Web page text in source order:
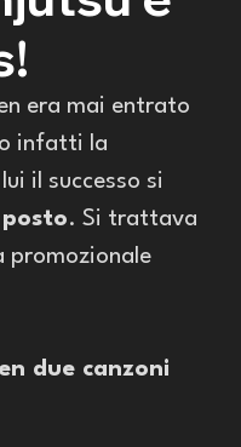
era mai entrato
infatti la
il successo si
. Si trattava
promozionale
due canzoni